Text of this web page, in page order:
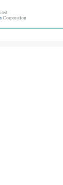
Corporation